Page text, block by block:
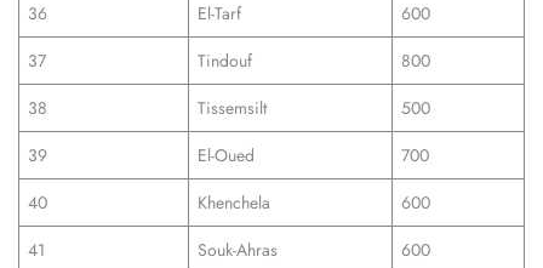
36
El-Tarf
600
37
Tindouf
800
38
Tissemsilt
500
39
El-Oued
700
40
Khenchela
600
41
Souk-Ahras
600